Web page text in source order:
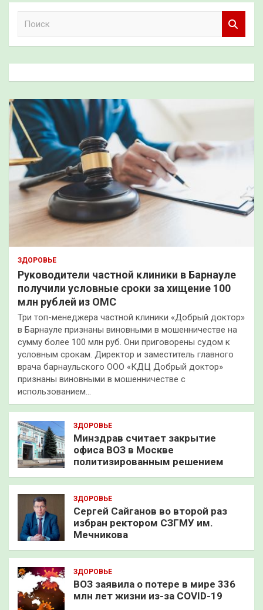
к
ЗДОРОВЬЕ
Руководители частной клиники в Барнауле
получили условные сроки за хищение 100
млн рублей из ОМС
Три топ-менеджера частной клиники «Добрый доктор»
в Барнауле признаны виновными в мошенничестве на
сумму более 100 млн руб. Они приговорены судом к
условным срокам. Директор и заместитель главного
врача барнаульского ООО «КДЦ Добрый доктор»
признаны виновными в мошенничестве с
использованием…
ЗДОРОВЬЕ
Минздрав считает закрытие
офиса ВОЗ в Москве
политизированным решением
ЗДОРОВЬЕ
Сергей Сайганов во второй раз
избран ректором СЗГМУ им.
Мечникова
ЗДОРОВЬЕ
ВОЗ заявила о потере в мире 336
млн лет жизни из-за COVID-19